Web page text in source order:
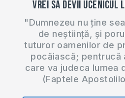
Vrei să devii ucenicul
"Dumnezeu nu ține
de neștiință, și
tuturor oamenilor de
pocăiască; pentrucă
care va judeca lumea
(Faptele